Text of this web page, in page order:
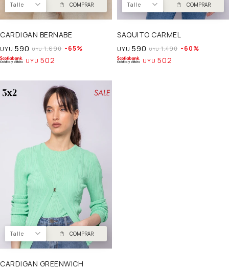
Talle COMPRAR
CARDIGAN BERNABE
UYU 590 UYU 1.690 65
UYU 502
Talle COMPRAR
SAQUITO CARMEL
UYU 590 UYU 1.490 60
UYU 502
Talle COMPRAR
CARDIGAN GREENWICH